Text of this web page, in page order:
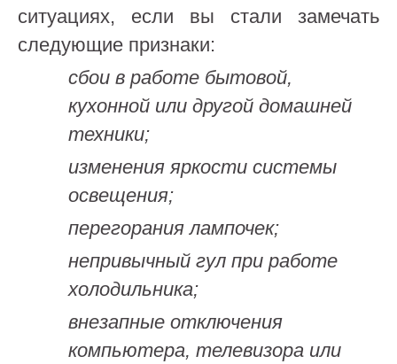
ситуациях, если вы стали замечать
следующие признаки:
сбои в работе бытовой,
кухонной или другой домашней
техники;
изменения яркости системы
освещения;
перегорания лампочек;
непривычный гул при работе
холодильника;
внезапные отключения
компьютера, телевизора или